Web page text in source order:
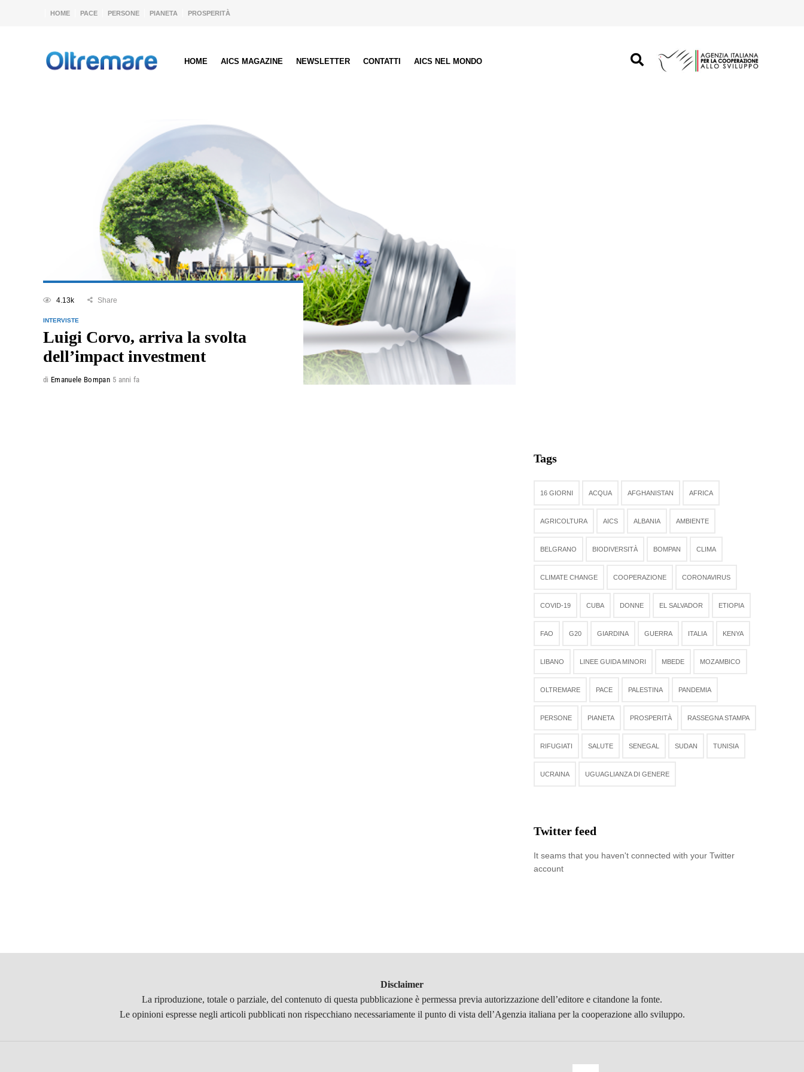
HOME PACE PERSONE PIANETA PROSPERITÀ
HOME AICS MAGAZINE NEWSLETTER CONTATTI AICS NEL MONDO
4.13k Share
INTERVISTE
Luigi Corvo, arriva la svolta
dell’impact investment
di Emanuele Bompan 5 anni fa
Tags
16 GIORNI ACQUA AFGHANISTAN AFRICA
AGRICOLTURA AICS ALBANIA AMBIENTE
BELGRANO BIODIVERSITÀ BOMPAN CLIMA
CLIMATE CHANGE COOPERAZIONE CORONAVIRUS
COVID-19 CUBA DONNE EL SALVADOR ETIOPIA
FAO G20 GIARDINA GUERRA ITALIA KENYA
LIBANO LINEE GUIDA MINORI MBEDE MOZAMBICO
OLTREMARE PACE PALESTINA PANDEMIA
PERSONE PIANETA PROSPERITÀ RASSEGNA STAMPA
RIFUGIATI SALUTE SENEGAL SUDAN TUNISIA
UCRAINA UGUAGLIANZA DI GENERE
Twitter feed
It seams that you haven't connected with your Twitter
account
Disclaimer
La riproduzione, totale o parziale, del contenuto di questa pubblicazione è permessa previa autorizzazione dell’editore e citandone la fonte.
Le opinioni espresse negli articoli pubblicati non rispecchiano necessariamente il punto di vista dell’Agenzia italiana per la cooperazione allo sviluppo.